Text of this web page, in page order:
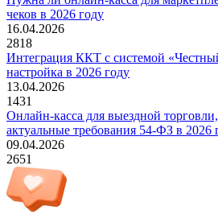
чеков в 2026 году
16.04.2026
2818
Интеграция ККТ с системой
настройка в 2026 году
13.04.2026
1431
Онлайн-касса для выездной
актуальные требования 54-ФЗ в 2026
09.04.2026
2651